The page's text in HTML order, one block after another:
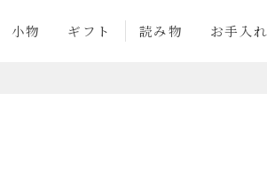
小物 ギフト 読み物 お手入れ